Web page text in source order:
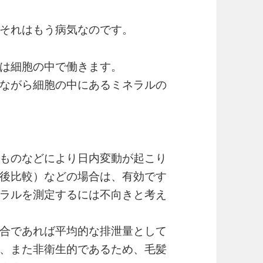
れはもう病気なのです。
細胞の中で働きます。
がら細胞の中にあるミネラルの
のなどにより日内変動が起こり
比較）などの場合は、有効です
ルを測定するには不向きと考え
であれば平均的な排泄量として
また非衛生的であるため、毛髪